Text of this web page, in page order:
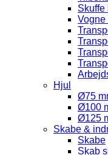
Skuffe
Vogne
Hjul
Ø75
Ø100
Ø125
Skabe &
Skabe
Skab